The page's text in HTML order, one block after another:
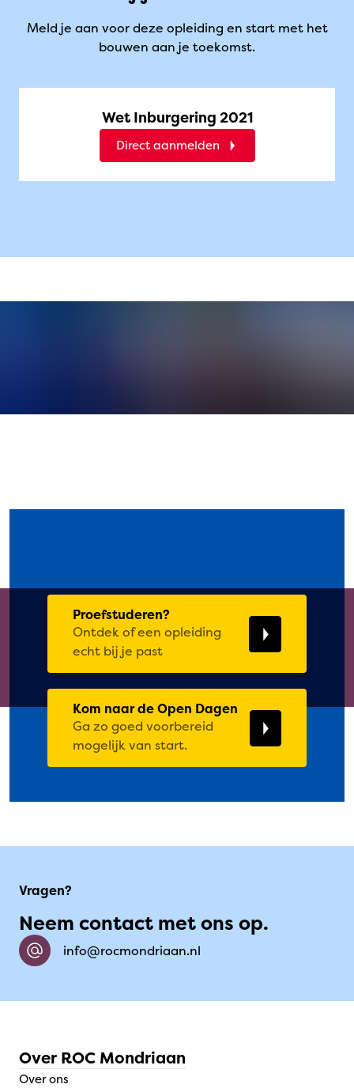
Meld je aan voor deze opleiding en start met het
bouwen aan je toekomst.
Wet Inburgering 2021
Direct aanmelden
Proefstuderen?
Ontdek of een opleiding
echt bij je past
Kom naar de Open Dagen
Ga zo goed voorbereid
mogelijk van start.
Vragen?
Neem contact met ons op.
info@rocmondriaan.nl
Over ROC Mondriaan
Over ons